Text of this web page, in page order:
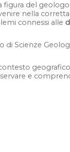
figura del
nella
connessi alle
di Scienze
e